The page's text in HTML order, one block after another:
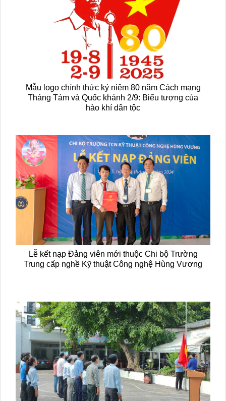
Mẫu logo chính thức kỷ niệm 80 năm Cách mạng
Tháng Tám và Quốc khánh 2/9: Biểu tượng của
hào khí dân tộc
Lễ kết nạp Đảng viên mới thuộc Chi bộ Trường
Trung cấp nghề Kỹ thuật Công nghệ Hùng Vương